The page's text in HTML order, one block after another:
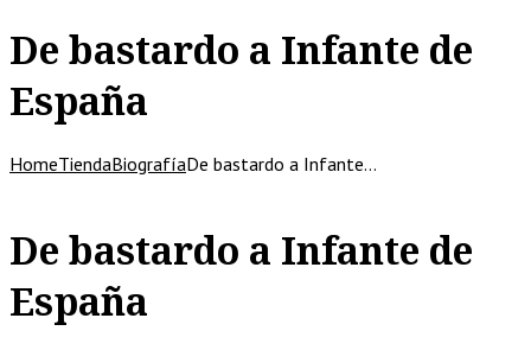
De bastardo a Infante de
España
HomeTiendaBiografíaDe bastardo a Infante…
De bastardo a Infante de
España